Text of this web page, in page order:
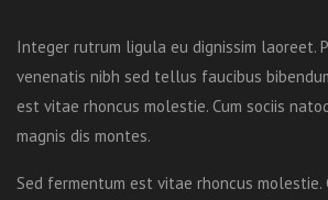
Integer rutrum ligula eu dignissim laoreet.
venenatis nibh sed tellus faucibus
est vitae rhoncus molestie. Cum sociis
magnis dis montes.
Sed fermentum est vitae rhoncus molestie.